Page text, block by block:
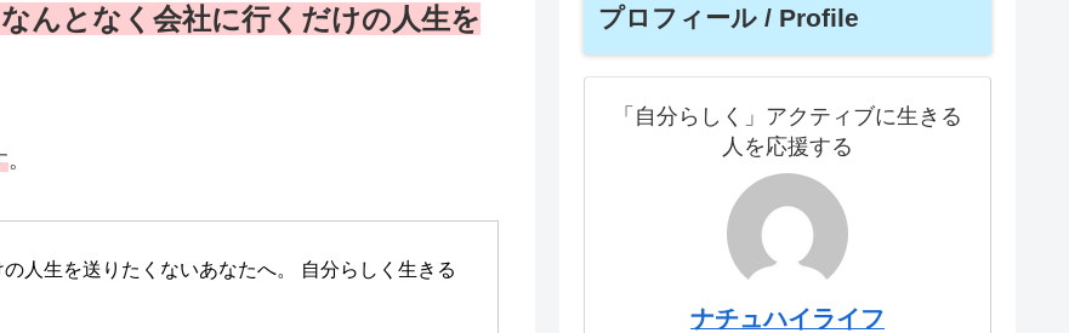
んとなく会社に行くだけの人生を
。
人生を送りたくないあなたへ。 自分らしく生きる
プロフィール / Profile
「自分らしく」アクティブに生きる
人を応援する
ナチュハイライフ